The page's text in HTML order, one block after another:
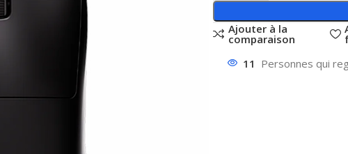
Ajouter à la
comparaison
11 Personnes qui